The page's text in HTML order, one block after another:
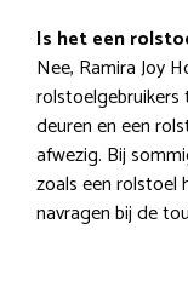
Is het een
Nee, Ramira Joy
deuren en een
afwezig. Bij
zoals een rolstoel
navragen bij de